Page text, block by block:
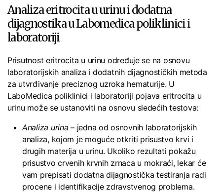
Analiza eritrocita u urinu i dodatna
dijagnostika u Labomedica poliklinici i
laboratoriji
Prisutnost eritrocita u urinu određuje se na osnovu
laboratorijskih analiza i dodatnih dijagnostičkih metoda
za utvrđivanje preciznog uzroka hematurije. U
LaboMedica poliklinici i laboratoriji pojava eritrocita u
urinu može se ustanoviti na osnovu sledećih testova:
Analiza urina– jedna od osnovnih laboratorijskih
analiza, kojom je moguće otkriti prisustvo krvi i
drugih materija u urinu. Ukoliko rezultati pokažu
prisustvo crvenih krvnih zrnaca u mokraći, lekar će
vam prepisati dodatna dijagnostička testiranja radi
procene i identifikacije zdravstvenog problema.